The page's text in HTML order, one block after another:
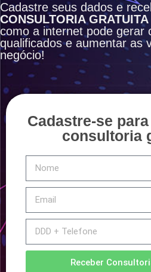
Cadastre seus dados e
CONSULTORIA GRATUITA
como a internet pode gerar
qualificados e aumentar as
negócio!
Cadastre-se
consultoria
Receber